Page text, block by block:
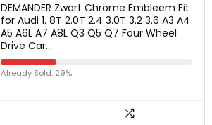
DEMANDER Zwart Chrome Embleem Fit
for Audi 1. 8T 2.0T 2.4 3.0T 3.2 3.6 A3 A4
A5 A6L A7 A8L Q3 Q5 Q7 Four Wheel
Drive Car…
Already Sold: 29%